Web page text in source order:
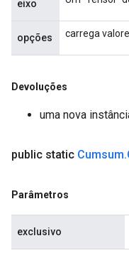
eixo
opções carrega
Devoluções
uma nova
public static Cumsum.
Parâmetros
exclusivo